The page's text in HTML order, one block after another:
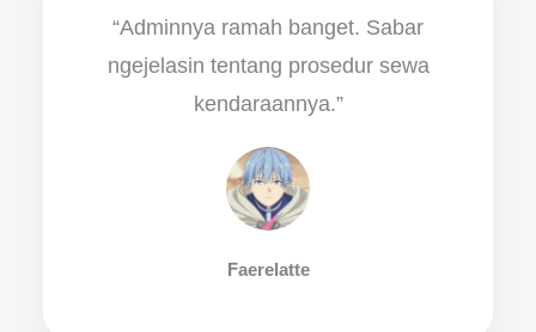
“Adminnya ramah banget. Sabar
ngejelasin tentang prosedur sewa
kendaraannya.”
Faerelatte